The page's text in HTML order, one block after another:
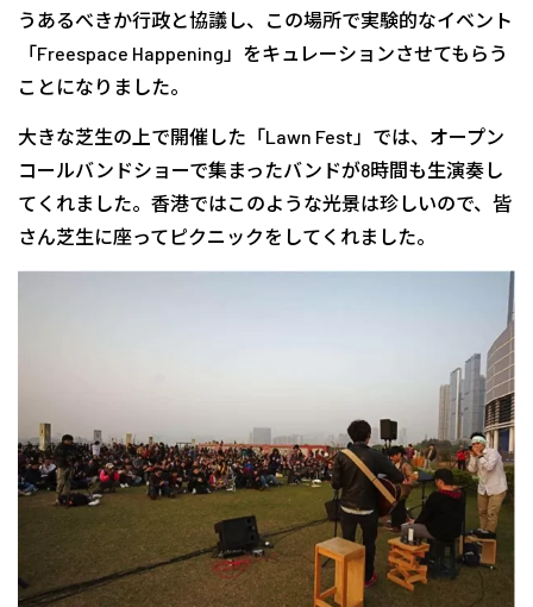
うあるべきか行政と協議し、この場所で実験的なイベント
「Freespace Happening」をキュレーションさせてもらう
ことになりました。
大きな芝生の上で開催した「Lawn Fest」では、オープン
コールバンドショーで集まったバンドが8時間も生演奏し
てくれました。香港ではこのような光景は珍しいので、皆
さん芝生に座ってピクニックをしてくれました。